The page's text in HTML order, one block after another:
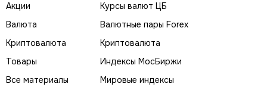
Акции
Валюта
Криптовалюта
Товары
Все материалы
Курсы валют ЦБ
Валютные пары Forex
Криптовалюта
Индексы МосБиржи
Мировые индексы